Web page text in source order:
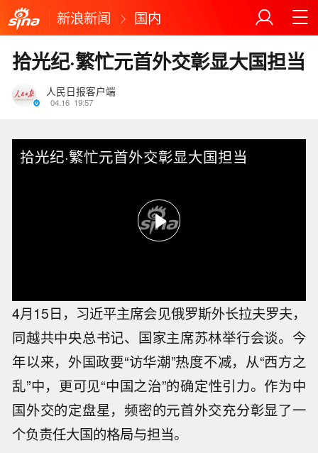
新浪新闻 国内
拾光纪·繁忙元首外交彰显大国担当
人民日报客户端
04.16 19:57
拾光纪·繁忙元首外交彰显大国担当
4月15日，习近平主席会见俄罗斯外长拉夫罗夫，
同越共中央总书记、国家主席苏林举行会谈。今
年以来，外国政要“访华潮”热度不减，从“西方之
乱”中，更可见“中国之治”的确定性引力。作为中
国外交的定盘星，频密的元首外交充分彰显了一
个负责任大国的格局与担当。